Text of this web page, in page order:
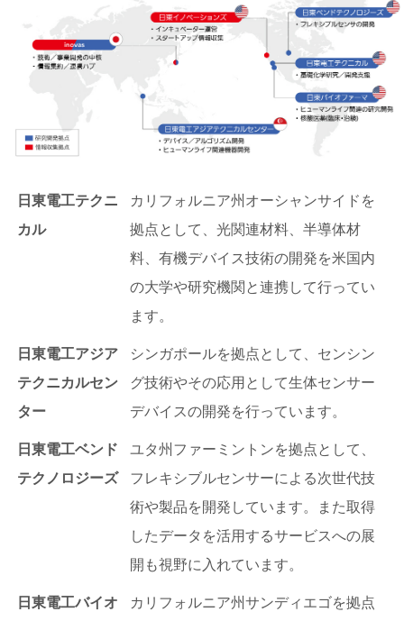
日東電工テクニ
カル
カリフォルニア州オーシャンサイドを
拠点として、光関連材料、半導体材
料、有機デバイス技術の開発を米国内
の大学や研究機関と連携して行ってい
ます。
日東電工アジア
テクニカルセン
ター
シンガポールを拠点として、センシン
グ技術やその応用として生体センサー
デバイスの開発を行っています。
日東電工ベンド
テクノロジーズ
ユタ州ファーミントンを拠点として、
フレキシブルセンサーによる次世代技
術や製品を開発しています。また取得
したデータを活用するサービスへの展
開も視野に入れています。
日東電工バイオ
カリフォルニア州サンディエゴを拠点